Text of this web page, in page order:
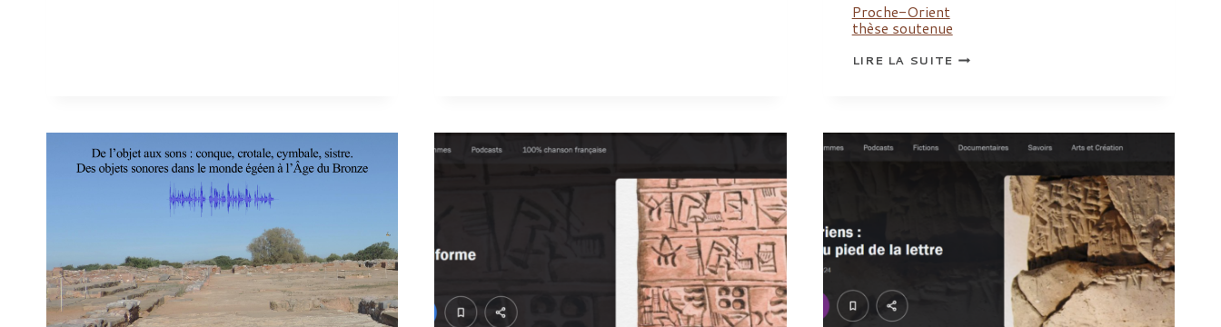
Proche-Orient
thèse soutenue
LIRE LA SUITEPRIX
DE
DES
TRAVAUX
SCIENTIFIQUES,
ACADÉMIE
POLITIQUES
ATTRIBUÉ